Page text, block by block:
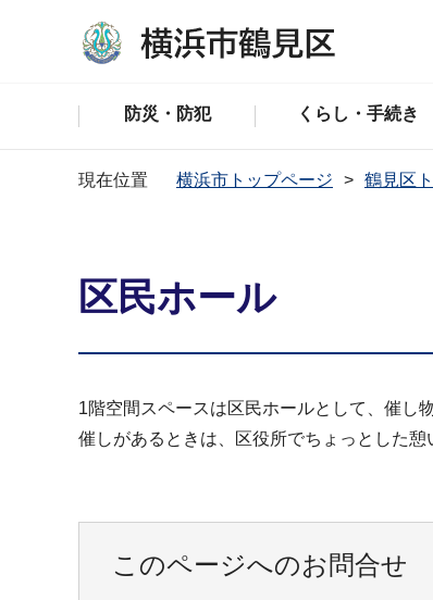
防災・防犯 くらし・手続き
現在位置 横浜市トップページ 鶴見区
区民ホール
1階空間スペースは区民ホールとして、催し
催しがあるときは、区役所でちょっとした憩
このページへのお問合せ